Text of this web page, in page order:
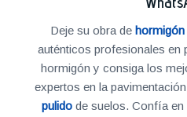
Deje su obra de
auténticos profesionales en
hormigón y consiga los
expertos en la
pulido de suelos. Confía